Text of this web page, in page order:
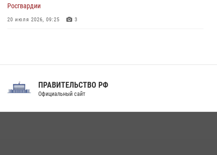
Росгвардии
20 июля 2026, 09:25 3
Праздник «Один день с Росгвардией» к 105-летию Центрального
ПРАВИТЕЛЬСТВО РФ
Официальный сайт